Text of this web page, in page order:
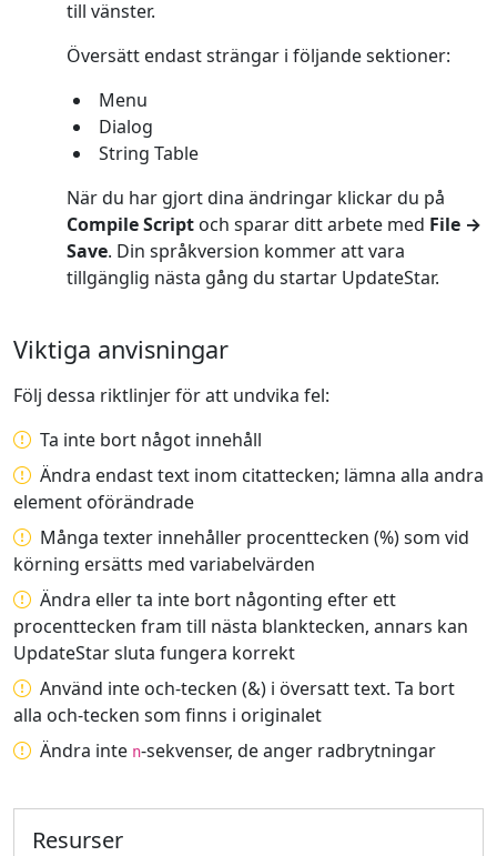
till vänster.
Översätt endast strängar i följande sektioner:
Menu
Dialog
String Table
När du har gjort dina ändringar klickar du på
Compile Script och sparar ditt arbete med File →
Save. Din språkversion kommer att vara
tillgänglig nästa gång du startar UpdateStar.
Viktiga anvisningar
Följ dessa riktlinjer för att undvika fel:
Ta inte bort något innehåll
Ändra endast text inom citattecken; lämna alla andra
element oförändrade
Många texter innehåller procenttecken (%) som vid
körning ersätts med variabelvärden
Ändra eller ta inte bort någonting efter ett
procenttecken fram till nästa blanktecken, annars kan
UpdateStar sluta fungera korrekt
Använd inte och-tecken (&) i översatt text. Ta bort
alla och-tecken som finns i originalet
Ändra inte n-sekvenser, de anger radbrytningar
Resurser